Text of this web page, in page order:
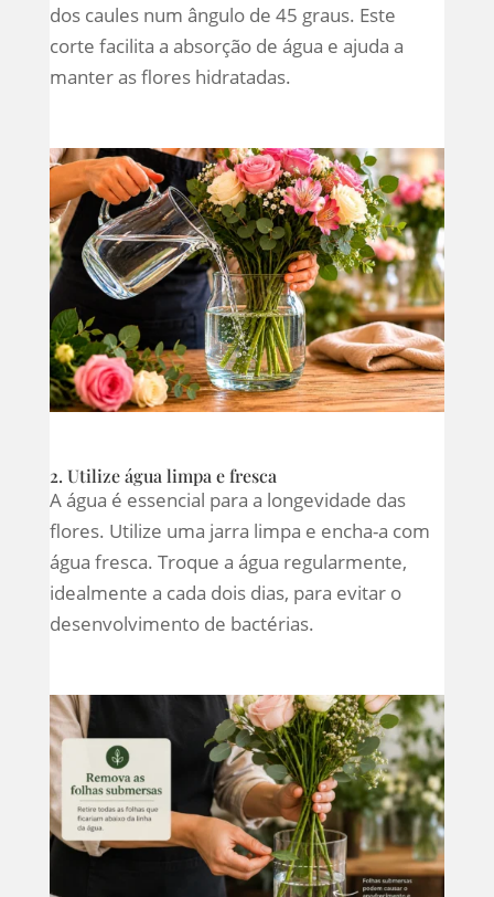
dos caules num ângulo de 45 graus. Este
corte facilita a absorção de água e ajuda a
manter as flores hidratadas.
2. Utilize água limpa e fresca
A água é essencial para a longevidade das
flores. Utilize uma jarra limpa e encha-a com
água fresca. Troque a água regularmente,
idealmente a cada dois dias, para evitar o
desenvolvimento de bactérias.